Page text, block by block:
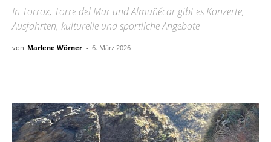
In Torrox, Torre del Mar und Almuñécar gibt es Konzerte,
Ausfahrten, kulturelle und sportliche Angebote
von Marlene Wörner - 6. März 2026